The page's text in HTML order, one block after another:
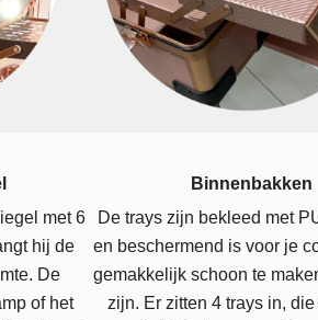
met 6
hij de
De
of het
Binnenbakken
De trays zijn bekleed met
en beschermend is voor je
gemakkelijk schoon te
zijn. Er zitten 4 trays in,